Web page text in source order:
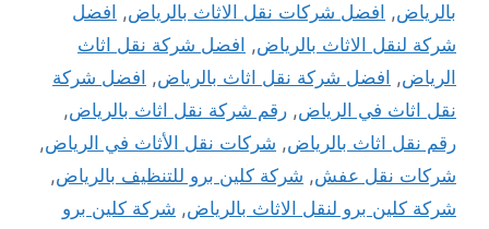
بالرياض, افضل شركات نقل الاثاث بالرياض, افضل
شركة لنقل الاثاث بالرياض, افضل شركة نقل اثاث
الرياض, افضل شركة نقل اثاث بالرياض, افضل شركة
نقل اثاث في الرياض, رقم شركة نقل اثاث بالرياض,
رقم نقل اثاث بالرياض, شركات نقل الأثاث في الرياض,
شركات نقل عفش, شركة كلين برو للتنظيف بالرياض,
شركة كلين برو لنقل الاثاث بالرياض, شركة كلين برو